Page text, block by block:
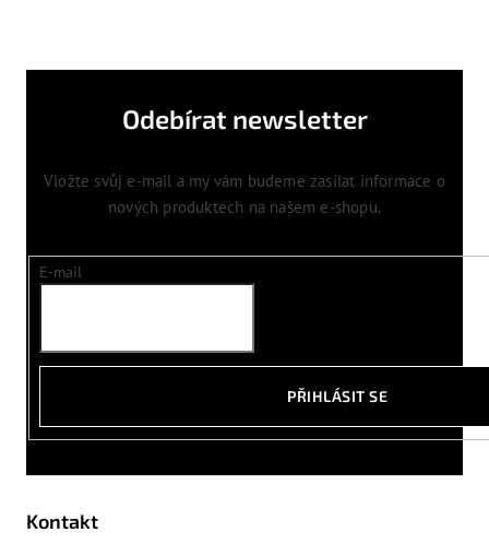
Odebírat newsletter
Vložte svůj e-mail a my vám budeme zasílat informace o
nových produktech na našem e-shopu.
E-mail
PŘIHLÁSIT SE
Kontakt